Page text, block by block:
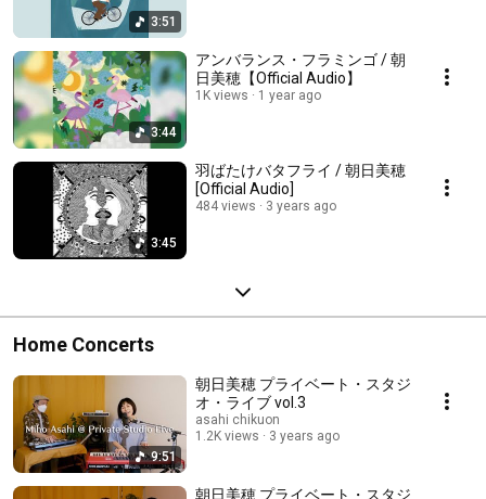
3:51
3:44
アンバランス・フラミンゴ / 朝
日美穂【Official Audio】
1K views 1 year ago
3:45
羽ばたけバタフライ / 朝日美穂
[Official Audio]
484 views 3 years ago
Home Concerts
9:51
朝日美穂 プライベート・スタジ
オ・ライブ vol.3
asahi chikuon
1.2K views
3 years ago
朝日美穂 プライベート・スタジ